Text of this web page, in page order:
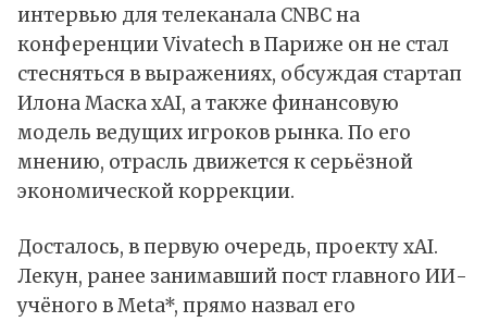
интервью для телеканала CNBC на
конференции Vivatech в Париже он не стал
стесняться в выражениях, обсуждая стартап
Илона Маска xAI, а также финансовую
модель ведущих игроков рынка. По его
мнению, отрасль движется к серьёзной
экономической коррекции.
Досталось, в первую очередь, проекту xAI.
Лекун, ранее занимавший пост главного ИИ-
учёного в Meta*, прямо назвал его